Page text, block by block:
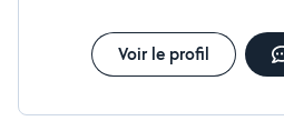
Voir le profil